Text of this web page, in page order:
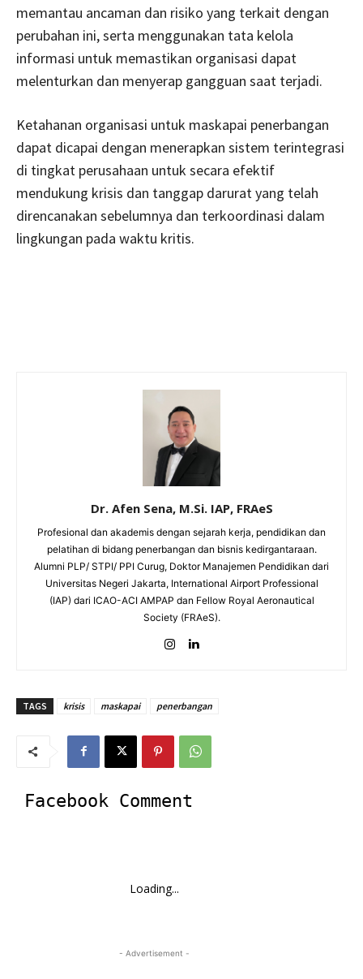
memantau ancaman dan risiko yang terkait dengan
perubahan ini, serta menggunakan tata kelola
informasi untuk memastikan organisasi dapat
melenturkan dan menyerap gangguan saat terjadi.
Ketahanan organisasi untuk maskapai penerbangan
dapat dicapai dengan menerapkan sistem terintegrasi
di tingkat perusahaan untuk secara efektif
mendukung krisis dan tanggap darurat yang telah
direncanakan sebelumnya dan terkoordinasi dalam
lingkungan pada waktu kritis.
Dr. Afen Sena, M.Si. IAP, FRAeS
Profesional dan akademis dengan sejarah kerja, pendidikan dan
pelatihan di bidang penerbangan dan bisnis kedirgantaraan.
Alumni PLP/ STPI/ PPI Curug, Doktor Manajemen Pendidikan dari
Universitas Negeri Jakarta, International Airport Professional
(IAP) dari ICAO-ACI AMPAP dan Fellow Royal Aeronautical
Society (FRAeS).
TAGS krisis maskapai penerbangan
Facebook Comment
Loading...
- Advertisement -